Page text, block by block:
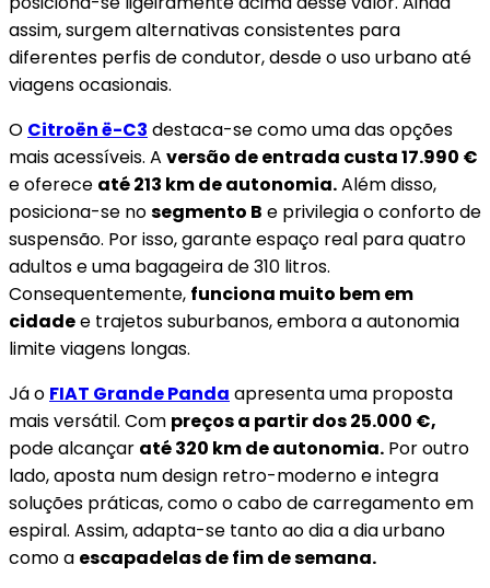
assim, surgem alternativas consistentes para
diferentes perfis de condutor, desde o uso urbano até
viagens ocasionais.
O Citroën ë-C3 destaca-se como uma das opções
mais acessíveis. A versão de entrada custa 17.990 €
e oferece até 213 km de autonomia.Além disso,
posiciona-se nosegmento B e privilegia o conforto de
suspensão. Por isso, garante espaço real para quatro
adultos e uma bagageira de 310 litros.
Consequentemente, funciona muito bem em
cidadee trajetos suburbanos, embora a autonomia
limite viagens longas.
Já o FIAT Grande Panda apresenta uma proposta
mais versátil. Com preços a partir dos 25.000 €,
pode alcançar até 320 km de autonomia. Por outro
lado, aposta num design retro-moderno e integra
soluções práticas, como o cabo de carregamento em
espiral. Assim, adapta-se tanto ao dia a dia urbano
como a escapadelas de fim de semana.